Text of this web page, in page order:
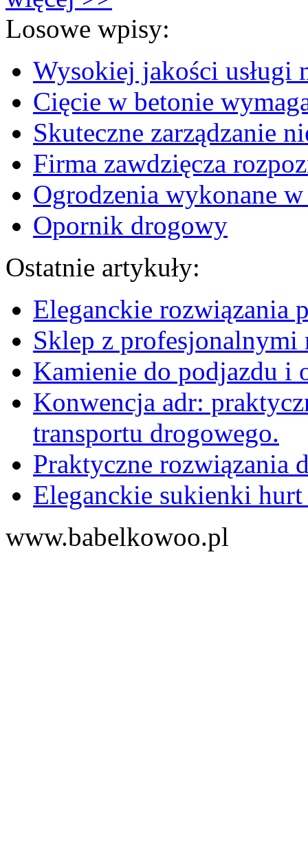
Losowe wpisy:
Wysokiej jakości usługi
Cięcie w betonie
Skuteczne zarządzanie
Firma zawdzięcza
Ogrodzenia wykonane
Opornik drogowy
Ostatnie artykuły:
Eleganckie rozwiązania
Sklep z profesjonalnymi
Kamienie do podjazdu i
Konwencja adr:
transportu drogowego.
Praktyczne rozwiązania
Eleganckie sukienki
www.babelkowoo.pl